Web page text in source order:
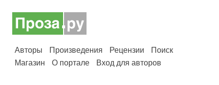
Авторы Произведения Рецензии
Поиск
Магазин
О портале Вход для авторов